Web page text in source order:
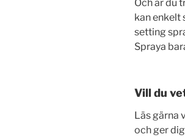
Och är du
kan enkelt
setting
Spraya
Vill du
Läs gärna
och ger